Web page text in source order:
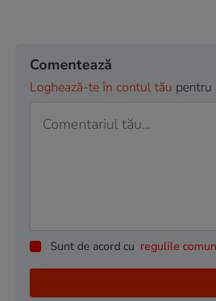
Comentează
Loghează-te în contul tău pentru
Sunt de acord cu regulile